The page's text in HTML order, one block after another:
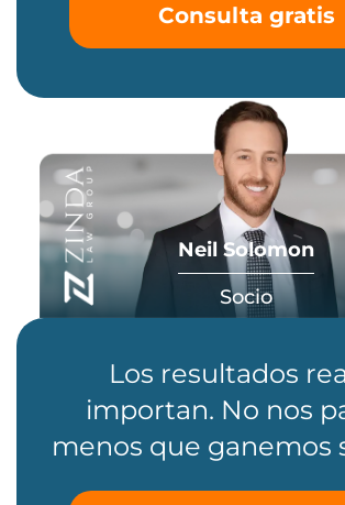
Consulta gratis
Neil Solomon
Socio
Los resultados
importan. No nos
menos que ganemos